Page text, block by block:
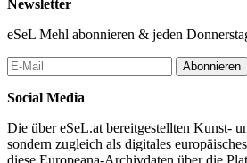
Newsletter
eSeL Mehl abonnieren & jeden
Abonnieren
Social Media
Die über eSeL.at bereitgestellten Kunst-
sondern zugleich als digitales
diese Europeana-Archivdaten über die